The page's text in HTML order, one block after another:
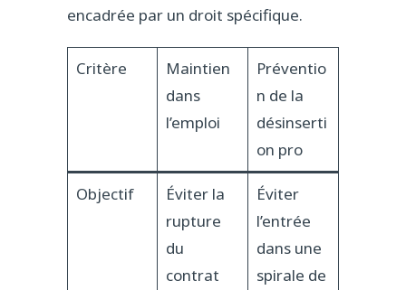
encadrée par un droit spécifique.
Critère
Maintien
dans
l’emploi
Préventio
n de la
désinserti
on pro
Objectif
Éviter la
rupture
du
contrat
Éviter
l’entrée
dans une
spirale de